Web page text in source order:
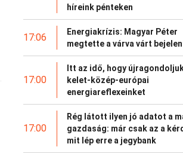
híreink pénteken
17:06
Energiakrízis: Magyar Péter
megtette a várva várt
17:00
Itt az idő, hogy
kelet-közép-európai
energiareflexeinket
17:00
Rég látott ilyen jó adatot a
gazdaság: már csak az a
mit lép erre a jegybank